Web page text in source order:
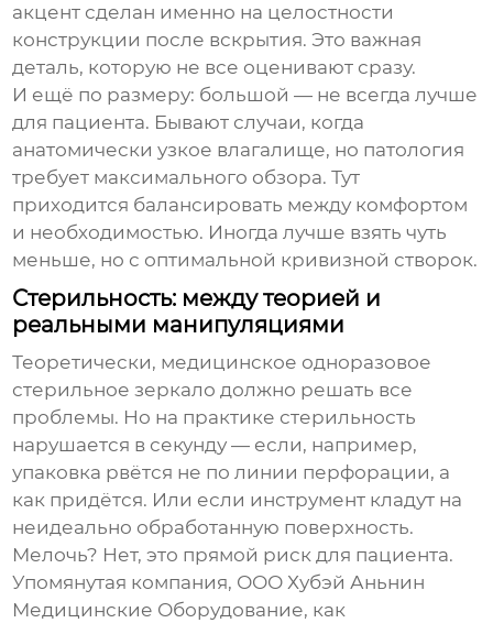
акцент сделан именно на целостности
конструкции после вскрытия. Это важная
деталь, которую не все оценивают сразу.
И ещё по размеру: большой — не всегда лучше
для пациента. Бывают случаи, когда
анатомически узкое влагалище, но патология
требует максимального обзора. Тут
приходится балансировать между комфортом
и необходимостью. Иногда лучше взять чуть
меньше, но с оптимальной кривизной створок.
Стерильность: между теорией и
реальными манипуляциями
Теоретически, медицинское одноразовое
стерильное зеркало должно решать все
проблемы. Но на практике стерильность
нарушается в секунду — если, например,
упаковка рвётся не по линии перфорации, а
как придётся. Или если инструмент кладут на
неидеально обработанную поверхность.
Мелочь? Нет, это прямой риск для пациента.
Упомянутая компания, ООО Хубэй Аньнин
Медицинские Оборудование, как